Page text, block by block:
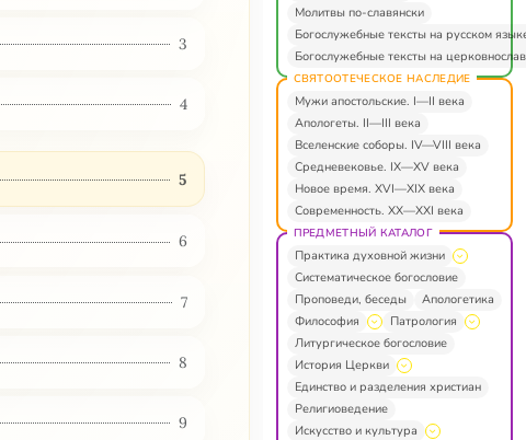
3
4
5
6
7
8
9
Молитвы по-славянски
Богослужебные тексты на русском
Богослужебные тексты на
СВЯТООТЕЧЕСКОЕ НАСЛЕДИЕ
Мужи апостольские. I—II века
Апологеты. II—III века
Вселенские соборы. IV—VIII века
Средневековье. IX—XV века
Новое время. XVI—XIX века
Современность. XX—XXI века
ПРЕДМЕТНЫЙ КАТАЛОГ
Практика духовной жизни
Систематическое богословие
Проповеди, беседы
Апологетика
Философия
Патрология
Литургическое богословие
История Церкви
Единство и разделения христиан
Религиоведение
Искусство и культура